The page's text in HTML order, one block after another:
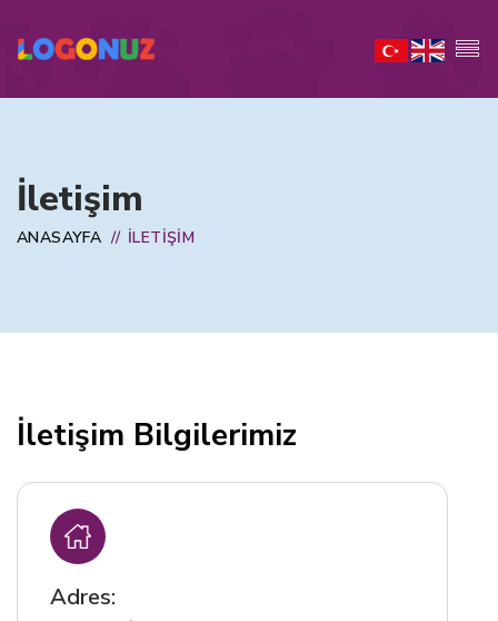
İletişim
ANASAYFA // İLETIŞIM
İletişim Bilgilerimiz
Adres: